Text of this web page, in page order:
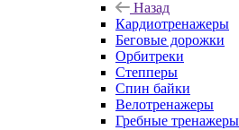
Назад
Кардиотренажеры
Беговые дорожки
Орбитреки
Степперы
Спин байки
Велотренажеры
Гребные тренажеры